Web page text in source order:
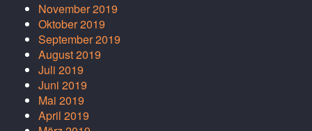
November 2019
Oktober 2019
September 2019
August 2019
Juli 2019
Juni 2019
Mai 2019
April 2019